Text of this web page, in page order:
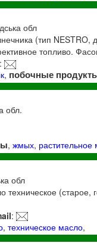
обл
(тип
топливо.
:
, побочные
обл.
,жмых, растительное
обл
(старое,
:
,техническое масло,